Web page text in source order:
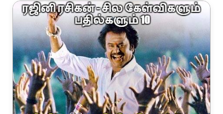
இருக்கிறார். தேர்தல் நேரத்தில் அவரைச் சந்திக்காத
அரசியல் தலைவர்களா?!
அவர்தான் இன்னும் அரசியலில் இல்லையே தவிர, அவர்
இல்லாமல் அரசியல் இல்லை.
அப்போது அவருக்கு இல்லாத அழுத்தமா இப்போது
இருக்கிறது? அதையல்லாம் கடந்தது தான் அவரும்